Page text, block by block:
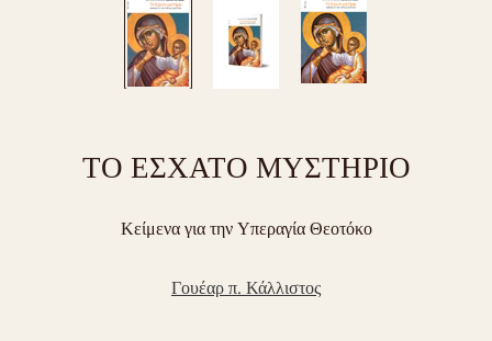
ΤΟ ΕΣΧΑΤΟ ΜΥΣΤΗΡΙΟ
Κείμενα για την Υπεραγία Θεοτόκο
Γουέαρ π. Κάλλιστος